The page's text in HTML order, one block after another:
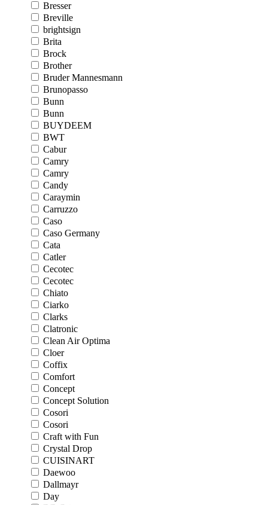
Bresser
Breville
brightsign
Brita
Brock
Brother
Bruder Mannesmann
Brunopasso
Bunn
Bunn
BUYDEEM
BWT
Cabur
Camry
Camry
Candy
Caraymin
Carruzzo
Caso
Caso Germany
Cata
Catler
Cecotec
Cecotec
Chiato
Ciarko
Clarks
Clatronic
Clean Air Optima
Cloer
Coffix
Comfort
Concept
Concept Solution
Cosori
Cosori
Craft with Fun
Crystal Drop
CUISINART
Daewoo
Dallmayr
Day